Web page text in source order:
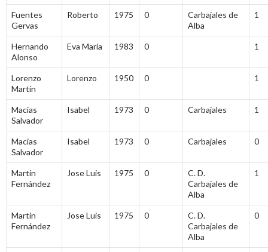
Fuentes
Gervas
Roberto 1975 0
Carbajales de
Alba
1
Hernando
Alonso
Eva Maria 1983 0 1
Lorenzo
Martín
Lorenzo 1950 0 1
Macias
Salvador
Isabel 1973 0 Carbajales 1
Macias
Salvador
Isabel 1973 0 Carbajales 0
Martin
Fernández
Jose Luis 1975 0
C. D.
Carbajales de
Alba
1
Martin
Fernández
Jose Luis 1975 0
C. D.
Carbajales de
Alba
0